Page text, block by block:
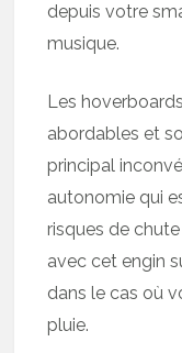
depuis votre
musique.
Les
abordables et
principal
autonomie qui
risques de
avec cet engin
dans le cas où
pluie.